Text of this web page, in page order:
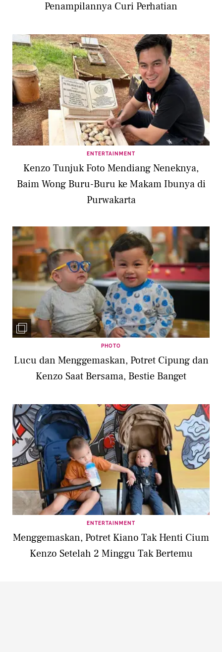
Penampilannya Curi Perhatian
ENTERTAINMENT
Kenzo Tunjuk Foto Mendiang Neneknya,
Baim Wong Buru-Buru ke Makam Ibunya di
Purwakarta
PHOTO
Lucu dan Menggemaskan, Potret Cipung dan
Kenzo Saat Bersama, Bestie Banget
ENTERTAINMENT
Menggemaskan, Potret Kiano Tak Henti Cium
Kenzo Setelah 2 Minggu Tak Bertemu